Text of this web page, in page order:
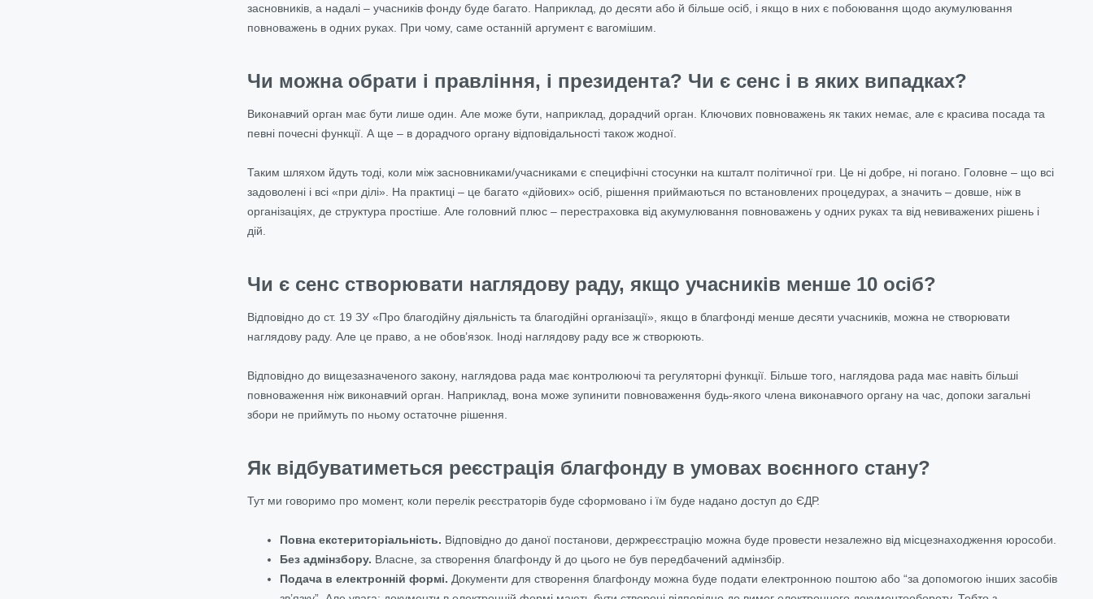
засновників, а надалі – учасників фонду буде багато. Наприклад, до десяти або й більше осіб, і якщо в них є побоювання щодо акумулювання
повноважень в одних руках. При чому, саме останній аргумент є вагомішим.
Чи можна обрати і правління, і президента? Чи є сенс і в яких випадках?
Виконавчий орган має бути лише один. Але може бути, наприклад, дорадчий орган. Ключових повноважень як таких немає, але є красива посада та
певні почесні функції. А ще – в дорадчого органу відповідальності також жодної.
Таким шляхом йдуть тоді, коли між засновниками/учасниками є специфічні стосунки на кшталт політичної гри. Це ні добре, ні погано. Головне – що всі
задоволені і всі «при ділі». На практиці – це багато «дійових» осіб, рішення приймаються по встановлених процедурах, а значить – довше, ніж в
організаціях, де структура простіше. Але головний плюс – перестраховка від акумулювання повноважень у одних руках та від невиважених рішень і
дій.
Чи є сенс створювати наглядову раду, якщо учасників менше 10 осіб?
Відповідно до ст. 19 ЗУ «Про благодійну діяльність та благодійні організації», якщо в благфонді менше десяти учасників, можна не створювати
наглядову раду. Але це право, а не обов’язок. Іноді наглядову раду все ж створюють.
Відповідно до вищезазначеного закону, наглядова рада має контролюючі та регуляторні функції. Більше того, наглядова рада має навіть більші
повноваження ніж виконавчий орган. Наприклад, вона може зупинити повноваження будь-якого члена виконавчого органу на час, допоки загальні
збори не приймуть по ньому остаточне рішення.
Як відбуватиметься реєстрація благфонду в умовах воєнного стану?
Тут ми говоримо про момент, коли перелік реєстраторів буде сформовано і їм буде надано доступ до ЄДР.
Повна екстериторіальність. Відповідно до даної постанови, держреєстрацію можна буде провести незалежно від місцезнаходження юрособи.
Без адмінзбору. Власне, за створення благфонду й до цього не був передбачений адмінзбір.
Подача в електронній формі. Документи для створення благфонду можна буде подати електронною поштою або “за допомогою інших засобів